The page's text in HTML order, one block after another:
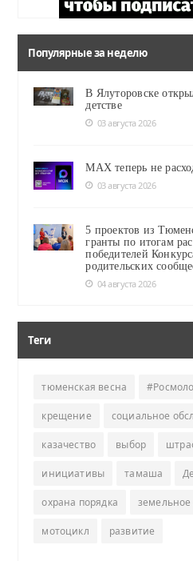
Популярные за неделю
В Ялуторовске
детстве
03 августа 2026
MAX теперь не
03 августа 2026
5 проектов из
гранты по итогам
победителей
родительских
04 августа 2026
Теги
тюменская весна
крещение социальное
казачество выбор
инициативы тамаша
охрана порядка земельное
мотоцикл развитие